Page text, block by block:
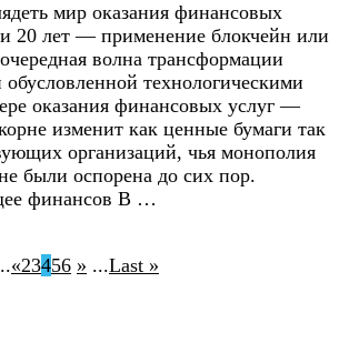
мир оказания финансовых
20 лет — применение блокчейн или
волна трансформации
технологическими
оказания финансовых услуг —
изменит как ценные бумаги так
организаций, чья монополия
были оспорена до сих пор.
финансов В …
«23456 » ...Last »